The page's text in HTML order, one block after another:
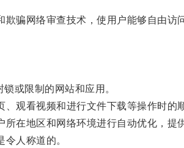
网络审查技术，使用户能够自由访
或限制的网站和应用。
看视频和进行文件下载等操作时的顺
地区和网络环境进行自动优化，提
人称道的。